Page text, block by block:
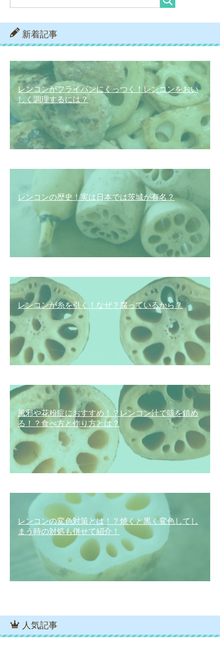
新着記事
レンコンがフライパンにくっつく！レンコンをおい
しく調理するには？
レンコンの歴史！実は日本では茨城が有名？
レンコンが糸を引く！なぜ？腐っているから？
風邪や花粉症におすすめ！？レンコン汁で咳を鎮め
る！？食べ方と作り方とは？
レンコンの変色対策とは！？焼くと黒く変色してし
まう時の対処も併せて紹介！
人気記事